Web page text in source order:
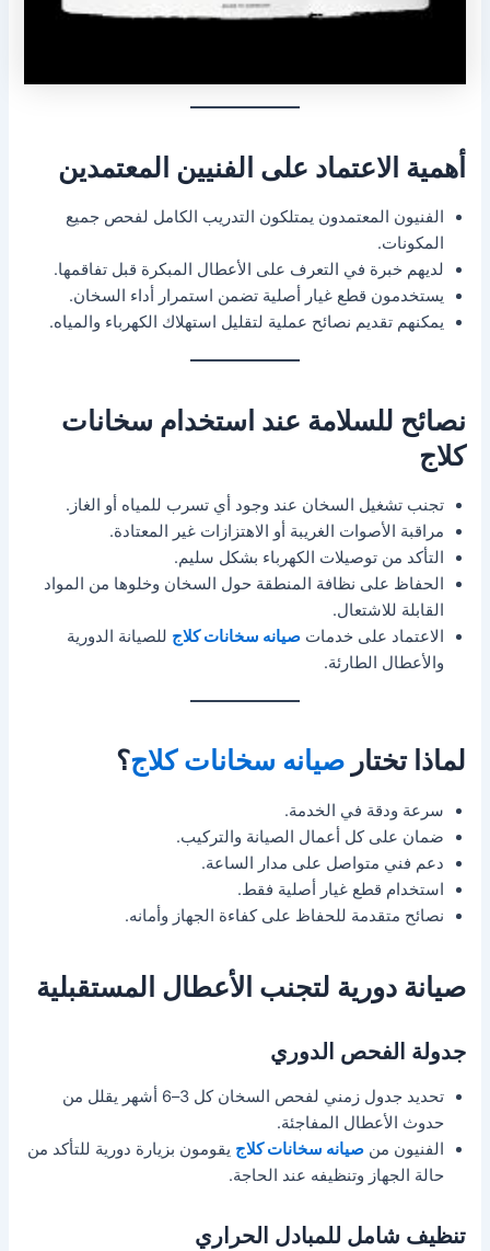
أهمية الاعتماد على الفنيين المعتمدين
الفنيون المعتمدون يمتلكون التدريب الكامل لفحص جميع
المكونات.
لديهم خبرة في التعرف على الأعطال المبكرة قبل تفاقمها.
يستخدمون قطع غيار أصلية تضمن استمرار أداء السخان.
يمكنهم تقديم نصائح عملية لتقليل استهلاك الكهرباء والمياه.
نصائح للسلامة عند استخدام سخانات
كلاج
تجنب تشغيل السخان عند وجود أي تسرب للمياه أو الغاز.
مراقبة الأصوات الغريبة أو الاهتزازات غير المعتادة.
التأكد من توصيلات الكهرباء بشكل سليم.
الحفاظ على نظافة المنطقة حول السخان وخلوها من المواد
القابلة للاشتعال.
الاعتماد على خدماتصيانه سخانات كلاج للصيانة الدورية
والأعطال الطارئة.
لماذا تختارصيانه سخانات كلاج؟
سرعة ودقة في الخدمة.
ضمان على كل أعمال الصيانة والتركيب.
دعم فني متواصل على مدار الساعة.
استخدام قطع غيار أصلية فقط.
نصائح متقدمة للحفاظ على كفاءة الجهاز وأمانه.
صيانة دورية لتجنب الأعطال المستقبلية
جدولة الفحص الدوري
تحديد جدول زمني لفحص السخان كل 3–6 أشهر يقلل من
حدوث الأعطال المفاجئة.
الفنيون منصيانه سخانات كلاج يقومون بزيارة دورية للتأكد من
حالة الجهاز وتنظيفه عند الحاجة.
تنظيف شامل للمبادل الحراري